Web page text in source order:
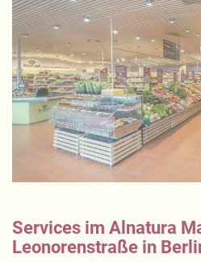
Services im Alnatura
Leonorenstraße in